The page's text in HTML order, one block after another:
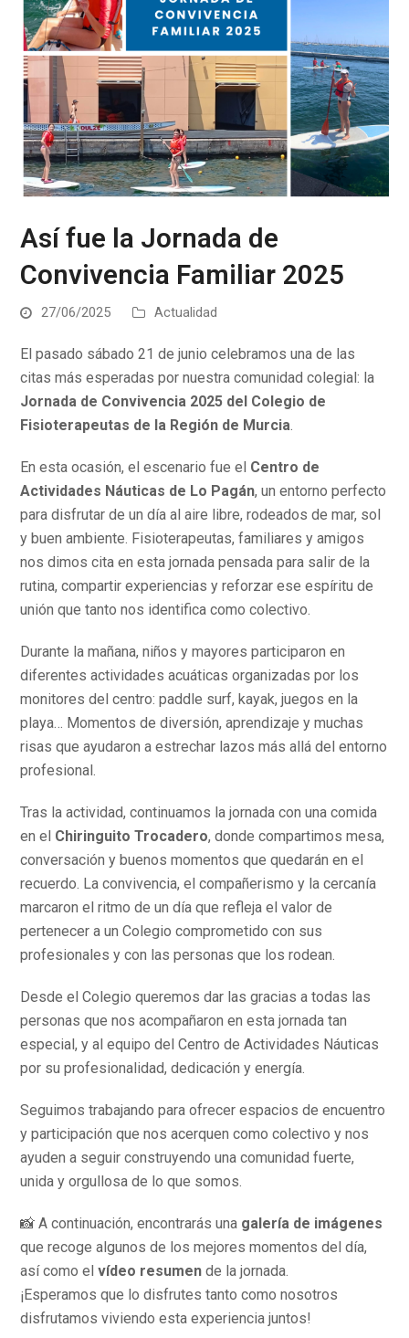
Así fue la Jornada de
Convivencia Familiar 2025
27/06/2025 Actualidad
El pasado sábado 21 de junio celebramos una de las
citas más esperadas por nuestra comunidad colegial: la
Jornada de Convivencia 2025 del Colegio de
Fisioterapeutas de la Región de Murcia
En esta ocasión, el escenario fue el Centro de
Actividades Náuticas de Lo Pagán, un entorno perfecto
para disfrutar de un día al aire libre, rodeados de mar, sol
y buen ambiente. Fisioterapeutas, familiares y amigos
nos dimos cita en esta jornada pensada para salir de la
rutina, compartir experiencias y reforzar ese espíritu de
unión que tanto nos identifica como colectivo.
Durante la mañana, niños y mayores participaron en
diferentes actividades acuáticas organizadas por los
monitores del centro: paddle surf, kayak, juegos en la
playa… Momentos de diversión, aprendizaje y muchas
risas que ayudaron a estrechar lazos más allá del entorno
profesional.
Tras la actividad, continuamos la jornada con una comida
en el Chiringuito Trocadero, donde compartimos mesa,
conversación y buenos momentos que quedarán en el
recuerdo. La convivencia, el compañerismo y la cercanía
marcaron el ritmo de un día que refleja el valor de
pertenecer a un Colegio comprometido con sus
profesionales y con las personas que los rodean.
Desde el Colegio queremos dar las gracias a todas las
personas que nos acompañaron en esta jornada tan
especial, y al equipo del Centro de Actividades Náuticas
por su profesionalidad, dedicación y energía.
Seguimos trabajando para ofrecer espacios de encuentro
y participación que nos acerquen como colectivo y nos
ayuden a seguir construyendo una comunidad fuerte,
unida y orgullosa de lo que somos.
📸 A continuación, encontrarás una galería de imágenes
que recoge algunos de los mejores momentos del día,
así como elvídeo resumen de la jornada.
¡Esperamos que lo disfrutes tanto como nosotros
disfrutamos viviendo esta experiencia juntos!